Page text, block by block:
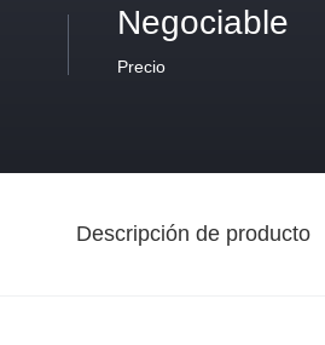
Negociable
Precio
Descripción de producto